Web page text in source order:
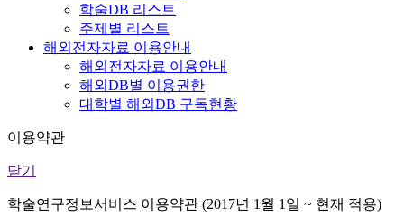
학술DB 리스트
주제별 리스트
해외전자자료 이용안내
해외전자자료 이용안내
해외DB별 이용권한
대학별 해외DB 구독현황
이용약관
닫기
학술연구정보서비스 이용약관 (2017년 1월 1일 ~ 현재 적용)